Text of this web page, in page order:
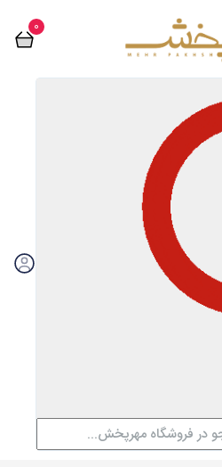
0
فیلتر
ها با خبر شوید